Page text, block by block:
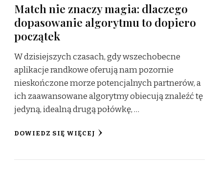
Match nie znaczy magia: dlaczego
dopasowanie algorytmu to dopiero
początek
W dzisiejszych czasach, gdy wszechobecne
aplikacje randkowe oferują nam pozornie
nieskończone morze potencjalnych partnerów, a
ich zaawansowane algorytmy obiecują znaleźć tę
jedyną, idealną drugą połówkę, …
DOWIEDZ SIĘ WIĘCEJ